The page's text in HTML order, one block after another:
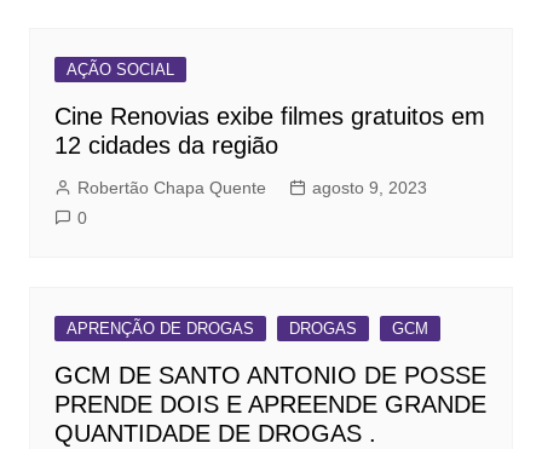
AÇÃO SOCIAL
Cine Renovias exibe filmes gratuitos em
12 cidades da região
Robertão Chapa Quente
agosto 9, 2023
0
APRENÇÃO DE DROGAS DROGAS GCM
GCM DE SANTO ANTONIO DE POSSE
PRENDE DOIS E APREENDE GRANDE
QUANTIDADE DE DROGAS .